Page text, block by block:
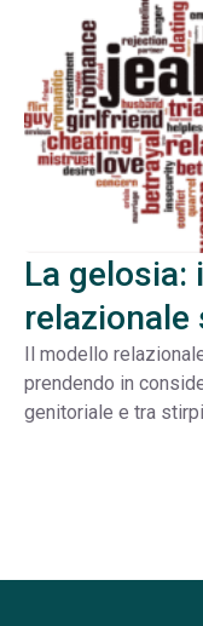
La gelosia:
Il modello
prendendo in
genitoriale e tra stirpi.